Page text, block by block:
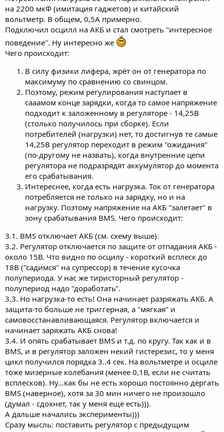
на 2200 мкФ (имитация гаджетов) и китайский
вольтметр. В общем, 0,5А примерно.
Подключил осцилл на АКБ и стал смотреть "интересное
поведение". Ну интересно же
Чего происходит:
В силу физики лифера, жрёт он от генератора по
максимуму по сравнению со свинцом.
Поэтому, режим регулирования наступает в
сааамом конце зарядки, когда то самое напряжение
подходит к заложенному в регуляторе - 14,25В
(столько получилось при сборке). Если
потребителей (нагрузки) нет, то достигнув те самые
14,25В регулятор переходит в режим "ожидания"
(по-другому не назвать), когда внутренние цепи
регулятора не подразрядят аккумулятор до момента
его срабатывания.
Интереснее, когда есть нагрузка. Ток от генератора
потребляется не только на зарядку, но и на
нагрузку. Поэтому напряжение на АКБ "залетает" в
зону срабатывания BMS. Чего происходит:
3.1. BMS отключает АКБ (см. схему выше).
3.2. Регулятор отключается по защите от отпадания АКБ -
около 15В. Что видно по осцилу - короткий всплеск до
18В ("садимся" на супрессор) в течение кусочка
полупериода. У нас же тиристорный регулятор -
полупериод надо "доработать".
3.3. Но нагрузка-то есть! Она начинает разряжать АКБ. А
защита-то больше не триггерная, а "мягкая" и
самовосстанавливающаяся. Регулятор включается и
начинает заряжать АКБ снова!
3.4. И опять срабатывает BMS и т.д. по кругу. Так как и в
BMS, и в регулятор заложен некий гистерезис, то у меня
цикл получился порядка 3..4 сек. На вольтметре и осциле
тоже мизерные колебания (менее 0,1В, если не считать
всплесков). Ну...как бы не есть хорошо постоянно дёргать
BMS (наверное), хотя за 30 мин ничего не произошло
(думал - сдохнет, так у меня ещё есть))).
А дальше начались эксперименты)))
Сразу мысль: поставить регулятор с предыдущим